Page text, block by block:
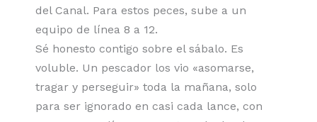
del Canal. Para estos peces, sube a un
equipo de línea 8 a 12.
Sé honesto contigo sobre el sábalo. Es
voluble. Un pescador los vio «asomarse,
tragar y perseguir» toda la mañana, solo
para ser ignorado en casi cada lance, con